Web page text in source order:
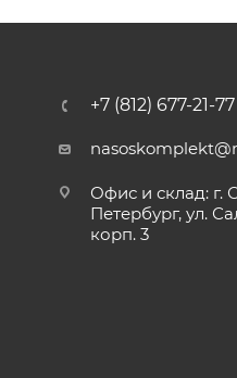
+7 (812) 677-21-
Офис и склад: г.
Петербург, ул.
корп. 3